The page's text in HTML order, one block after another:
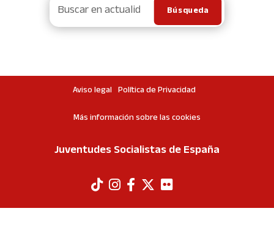
Aviso legal Política de Privacidad
Más información sobre las cookies
Juventudes Socialistas de España